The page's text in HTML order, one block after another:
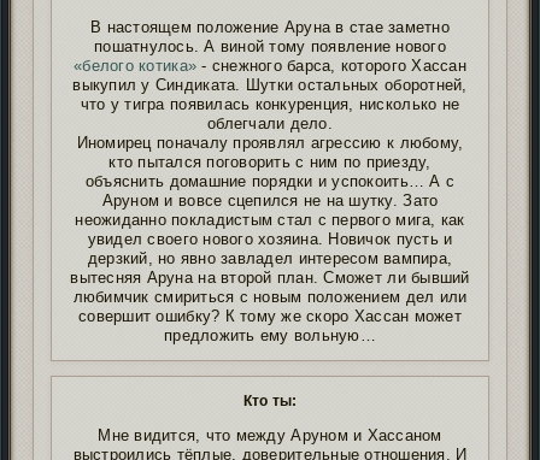
В настоящем положение Аруна в стае заметно
пошатнулось. А виной тому появление нового
«белого котика» - снежного барса, которого Хассан
выкупил у Синдиката. Шутки остальных оборотней,
что у тигра появилась конкуренция, нисколько не
облегчали дело.
Иномирец поначалу проявлял агрессию к любому,
кто пытался поговорить с ним по приезду,
объяснить домашние порядки и успокоить… А с
Аруном и вовсе сцепился не на шутку. Зато
неожиданно покладистым стал с первого мига, как
увидел своего нового хозяина. Новичок пусть и
дерзкий, но явно завладел интересом вампира,
вытесняя Аруна на второй план. Сможет ли бывший
любимчик смириться с новым положением дел или
совершит ошибку? К тому же скоро Хассан может
предложить ему вольную…
Кто ты:
Мне видится, что между Аруном и Хассаном
выстроились тёплые, доверительные отношения. И